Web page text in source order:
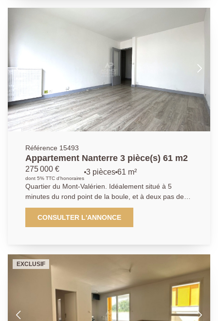
semaine), de tous les commerces du centre, esprit
village. A 15mn à pied du RER Nanterre Ville, ou si
vous préférez le bus, l'arrêt pour La Défense est au
AP/LT
Référence 15493
Appartement Nanterre 3 pièce(s) 61 m2
275 000 €
dont 5% TTC d'honoraires
3 pièces 61 m²
Quartier du Mont-Valérien. Idéalement situé à 5
minutes du rond point de la boule, et à deux pas des
écoles et des commerces, et au coeur d'une
copropriété bien entretenue. Cet appartement de type
trois se compose d'une entrée, d'une pièce de vie,
une salle de douche, un W.C et de nombreux
rangements. Une cave et un stationnement en sous
sol (possibilité d'installation d'une borne électrique)
complètent ce bien de qualité. 01.40.97.07.07.AP/LT
CONSULTER L'ANNONCE
EXCLUSIF